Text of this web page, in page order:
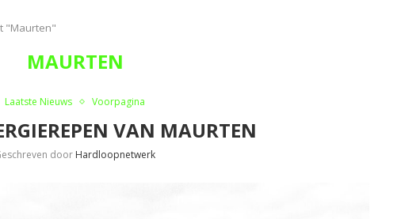
"Maurten"
MAURTEN
Laatste Nieuws Voorpagina
VAN MAURTEN
door Hardloopnetwerk